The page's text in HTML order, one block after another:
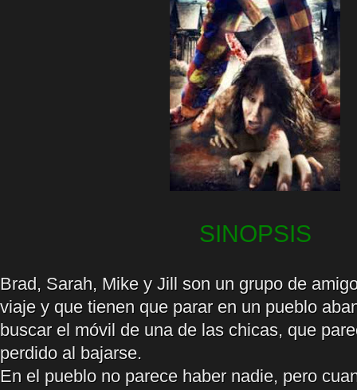
SINOPSIS
Brad, Sarah, Mike y Jill son un grupo de
viaje y que tienen que parar en un pueblo
buscar el móvil de una de las chicas, que
perdido al bajarse.
En el pueblo no parece haber nadie, pero